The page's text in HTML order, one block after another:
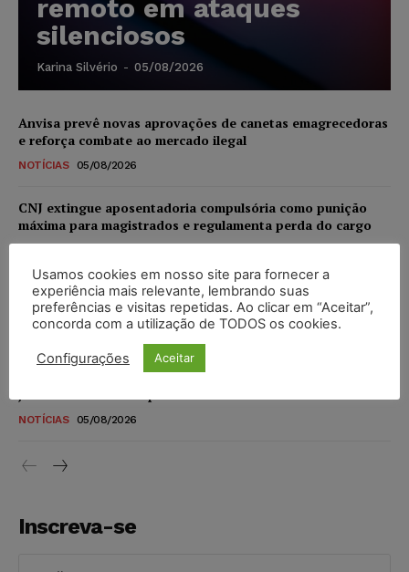
remoto em ataques
silenciosos
Karina Silvério - 05/08/2026
Anvisa prevê novas aprovações de canetas emagrecedoras
e reforça combate ao mercado ilegal
NOTÍCIAS 05/08/2026
CNJ extingue aposentadoria compulsória como punição
máxima para magistrados e regulamenta perda do cargo
Justiça de SP rejeita ação da família de Alexandre de
Moraes contra senador Alessandro Vieira
Conselho Nacional de Justiça determina afastamento da
NOTÍCIAS 05/08/2026
Inscreva-se
Usamos cookies em nosso site para fornecer a
experiência mais relevante, lembrando suas
preferências e visitas repetidas. Ao clicar em “Aceitar”,
concorda com a utilização de TODOS os cookies.
Configurações Aceitar